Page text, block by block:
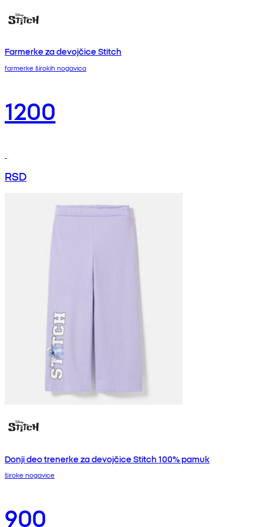
Farmerke za devojčice Stitch
farmerke širokih nogavica
1200
RSD
Donji deo trenerke za devojčice Stitch 100% pamuk
široke nogavice
900